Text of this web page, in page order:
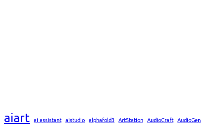
aiart ai assistant aistudio alphafold3 ArtStation AudioCraft AudioGen